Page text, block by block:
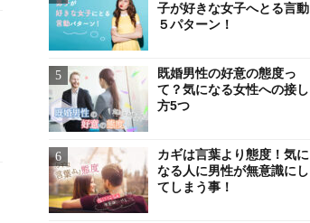
子が好きな女子へとる言動
５パターン！
既婚男性の好意の態度っ
て？気になる女性への接し
方5つ
カギは言葉より態度！気に
なる人に男性が無意識にし
てしまう事！